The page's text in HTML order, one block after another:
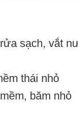
sạch, vắt
thái nhỏ
băm nhỏ